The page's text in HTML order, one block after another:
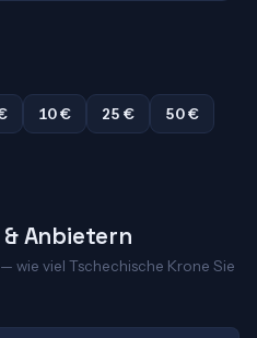
10 € 25 €
50 €
& Anbietern
wie viel Tschechische Krone Sie